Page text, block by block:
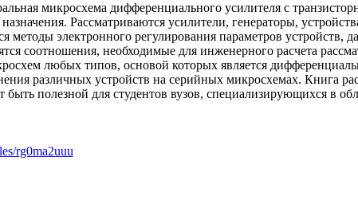
микросхема дифференциального усилителя с
назначения. Рассматриваются усилители, генераторы,
методы электронного регулирования параметров
соотношения, необходимые для инженерного расчета
любых типов, основой которых является
различных устройств на серийных микросхемах. Книга
полезной для студентов вузов, специализирующихся в
rg0ma2uuu